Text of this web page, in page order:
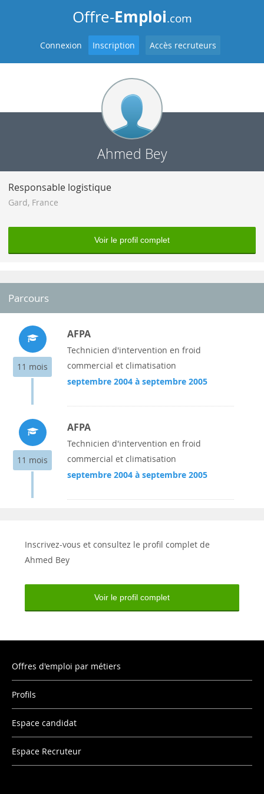
Offre-Emploi.com
Connexion Inscription Accès recruteurs
Ahmed Bey
Responsable logistique
Gard, France
Voir le profil complet
Parcours
11 mois
AFPA
Technicien d'intervention en froid
commercial et climatisation
septembre 2004 à septembre 2005
11 mois
AFPA
Technicien d'intervention en froid
commercial et climatisation
septembre 2004 à septembre 2005
Inscrivez-vous et consultez le profil complet de
Ahmed Bey
Voir le profil complet
Offres d'emploi par métiers
Profils
Espace candidat
Espace Recruteur